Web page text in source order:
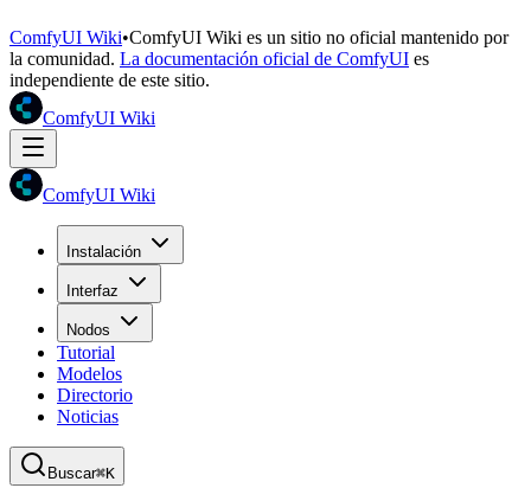
ComfyUI Wiki•ComfyUI Wiki es un sitio no oficial mantenido por
la comunidad. La documentación oficial de ComfyUI es
independiente de este sitio.
ComfyUI Wiki
ComfyUI Wiki
Instalación
Interfaz
Nodos
Tutorial
Modelos
Directorio
Noticias
Buscar⌘K